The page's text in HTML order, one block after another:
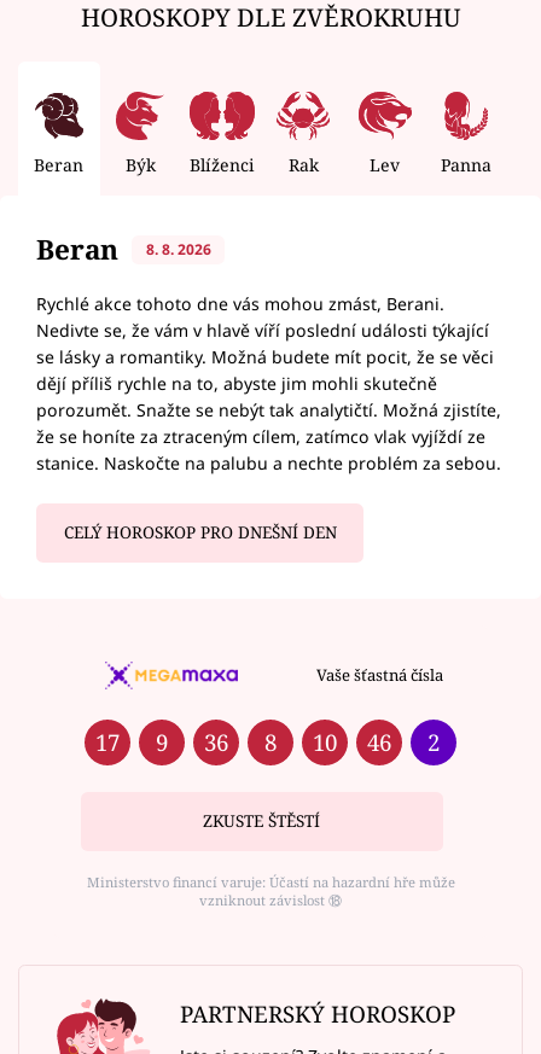
HOROSKOPY DLE ZVĚROKRUHU
Beran Býk Blíženci Rak Lev Panna
Beran 8. 8. 2026
Rychlé akce tohoto dne vás mohou zmást, Berani.
Nedivte se, že vám v hlavě víří poslední události týkající
se lásky a romantiky. Možná budete mít pocit, že se věci
dějí příliš rychle na to, abyste jim mohli skutečně
porozumět. Snažte se nebýt tak analytičtí. Možná zjistíte,
že se honíte za ztraceným cílem, zatímco vlak vyjíždí ze
stanice. Naskočte na palubu a nechte problém za sebou.
CELÝ HOROSKOP PRO DNEŠNÍ DEN
Vaše šťastná čísla
17 9 36 8 10 46 2
ZKUSTE ŠTĚSTÍ
Ministerstvo financí varuje: Účastí na hazardní hře může
vzniknout závislost ⑱
PARTNERSKÝ HOROSKOP